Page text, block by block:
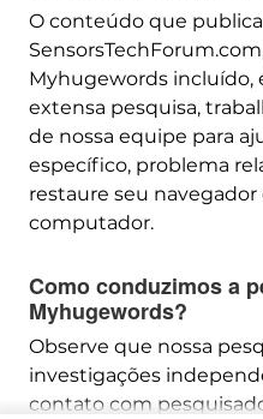
O conteúdo que
Myhugewords incluído,
extensa pesquisa,
de nossa equipe para
específico, problema
restaure seu navegador
computador.
Como conduzimos a
Myhugewords?
Observe que nossa
investigações
contato com